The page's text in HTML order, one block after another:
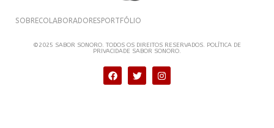
SOBRECOLABORADORES PORTFÓLIO
©2025 SABOR SONORO. TODOS OS DIREITOS RESERVADOS. POLÍTICA DE
PRIVACIDADE SABOR SONORO.